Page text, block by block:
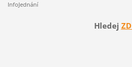
InfoJednání
Hledej